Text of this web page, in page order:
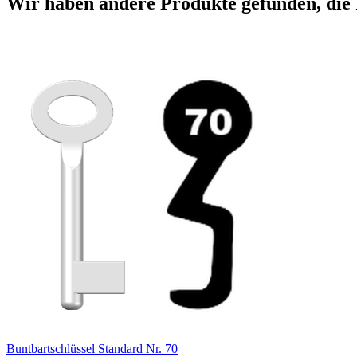
Buntbartschlüssel Standard Nr. 70